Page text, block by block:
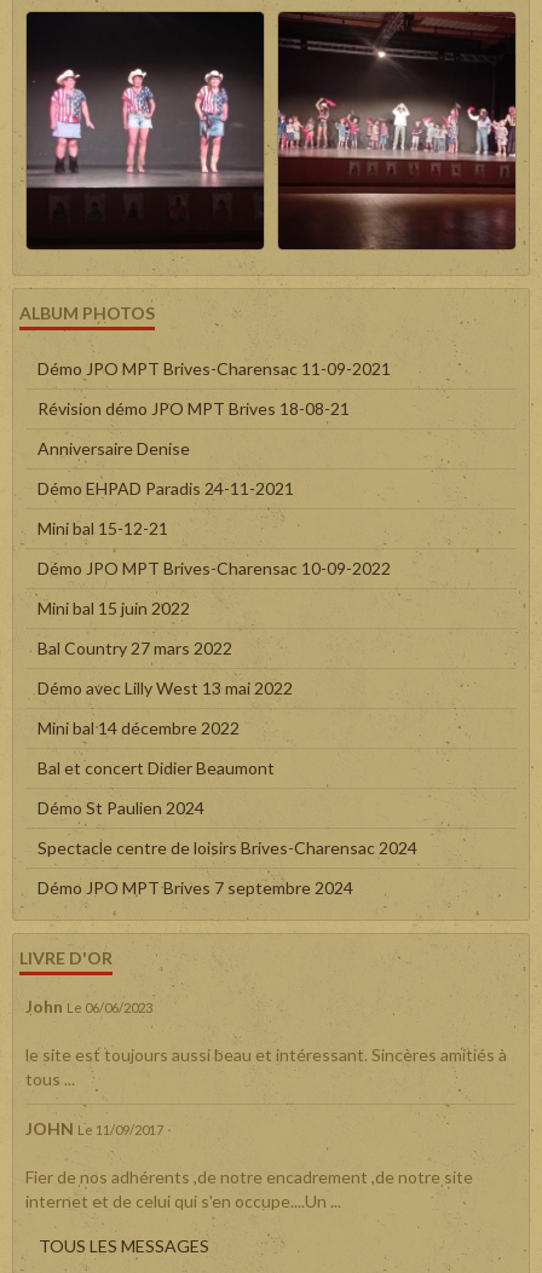
ALBUM PHOTOS
Démo JPO MPT Brives-Charensac 11-09-2021
Révision démo JPO MPT Brives 18-08-21
Anniversaire Denise
Démo EHPAD Paradis 24-11-2021
Mini bal 15-12-21
Démo JPO MPT Brives-Charensac 10-09-2022
Mini bal 15 juin 2022
Bal Country 27 mars 2022
Démo avec Lilly West 13 mai 2022
Mini bal 14 décembre 2022
Bal et concert Didier Beaumont
Démo St Paulien 2024
Spectacle centre de loisirs Brives-Charensac 2024
Démo JPO MPT Brives 7 septembre 2024
LIVRE D'OR
John Le 06/06/2023
le site est toujours aussi beau et intéressant. Sincères amitiés à
tous ...
JOHN Le 11/09/2017
Fier de nos adhérents ,de notre encadrement ,de notre site
internet et de celui qui s'en occupe....Un ...
TOUS LES MESSAGES